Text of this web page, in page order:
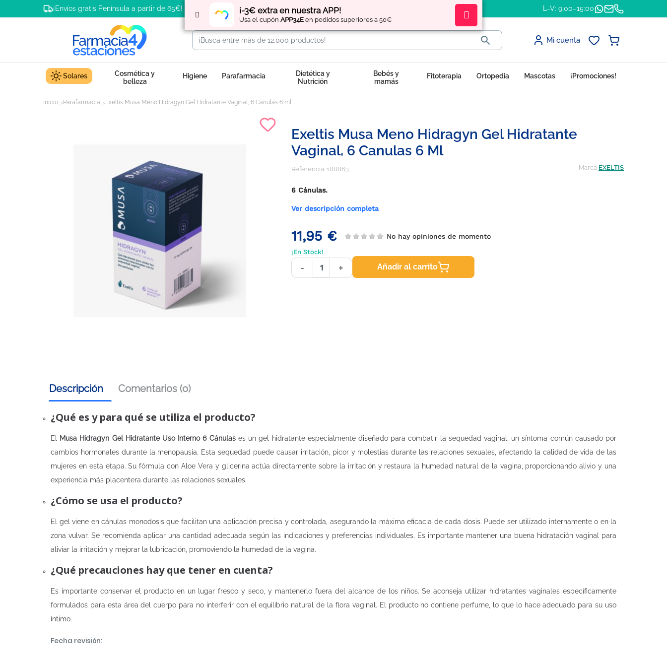
¡-3€ extra en nuestra APP!
Usa el cupón APP34E en pedidos superiores a 50€
¡Envíos gratis Península a partir de 65€! Regístratey obtén L–V: 9:00–15:00
 Mi cuenta
Solares
Cosmética y
belleza
Higiene Parafarmacia
Dietética y
Nutrición
Bebés y
mamás
Fitoterapia Ortopedia Mascotas ¡Promociones!
Inicio Parafarmacia Exeltis Musa Meno Hidragyn Gel Hidratante Vaginal, 6 Canulas 6 ml
Exeltis Musa Meno Hidragyn Gel Hidratante
Vaginal, 6 Canulas 6 Ml
Referencia: 188863 Marca EXELTIS
6 Cánulas.
Ver descripción completa
11,95 € No hay opiniones de momento
¡En Stock!
- + Añadir al carrito
Descripción Comentarios (0)
¿Qué es y para qué se utiliza el producto?
El Musa Hidragyn Gel Hidratante Uso Interno 6 Cánulases un gel hidratante especialmente diseñado para combatir la sequedad vaginal, un síntoma común causado por
cambios hormonales durante la menopausia. Esta sequedad puede causar irritación, picor y molestias durante las relaciones sexuales, afectando la calidad de vida de las
mujeres en esta etapa. Su fórmula con Aloe Vera y glicerina actúa directamente sobre la irritación y restaura la humedad natural de la vagina, proporcionando alivio y una
experiencia más placentera durante las relaciones sexuales.
¿Cómo se usa el producto?
El gel viene en cánulas monodosis que facilitan una aplicación precisa y controlada, asegurando la máxima eficacia de cada dosis. Puede ser utilizado internamente o en la
zona vulvar. Se recomienda aplicar una cantidad adecuada según las indicaciones y preferencias individuales. Es importante mantener una buena hidratación vaginal para
aliviar la irritación y mejorar la lubricación, promoviendo la humedad de la vagina.
¿Qué precauciones hay que tener en cuenta?
Es importante conservar el producto en un lugar fresco y seco, y mantenerlo fuera del alcance de los niños. Se aconseja utilizar hidratantes vaginales específicamente
formulados para esta área del cuerpo para no interferir con el equilibrio natural de la flora vaginal. El producto no contiene perfume, lo que lo hace adecuado para su uso
íntimo.
Fecha revisión: